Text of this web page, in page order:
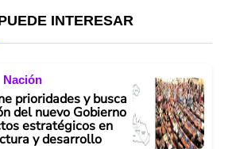
INTERESAR
Nación
prioridades y busca
del nuevo Gobierno
estratégicos en
y desarrollo